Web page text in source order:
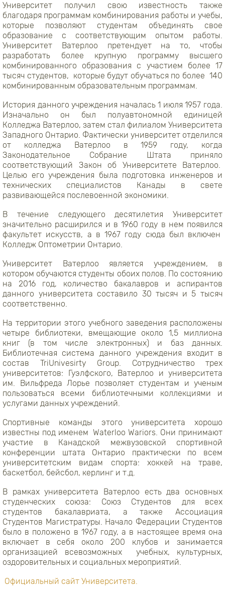
Университет получил свою известность также
благодаря программам комбинирования работы и учебы,
которые позволяют студентам объединять свое
образование с соответствующим опытом работы.
Университет Ватерлоо претендует на то, чтобы
разработать более крупную программу высшего
комбинированного образования с участием более 17
тысяч студентов, которые будут обучаться по более 140
комбинированным образовательным программам.
История данного учреждения началась 1 июля 1957 года.
Изначально он был полуавтономной единицей
Колледжа Ватерлоо, затем стал филиалом Университета
Западного Онтарио. Фактически университет отделился
от колледжа Ватерлоо в 1959 году, когда
Законодательное Собрание Штата приняло
соответствующий Закон об Университете Ватерлоо.
Целью его учреждения была подготовка инженеров и
технических специалистов Канады в свете
развивающейся послевоенной экономики.
В течение следующего десятилетия Университет
значительно расширился и в 1960 году в нем появился
факультет искусств, а в 1967 году сюда был включен
Колледж Оптометрии Онтарио.
Университет Ватерлоо является учреждением, в
котором обучаются студенты обоих полов. По состоянию
на 2016 год, количество бакалавров и аспирантов
данного университета составило 30 тысяч и 5 тысяч
соответственно.
На территории этого учебного заведения расположены
четыре библиотеки, вмещающие около 1,5 миллиона
книг (в том числе электронных) и баз данных.
Библиотечная система данного учреждения входит в
состав TriUnivesirty Group. Сотрудничество трех
университетов: Гуэлфского, Ватерлоо и университета
им. Вильфреда Лорье позволяет студентам и ученым
пользоваться всеми библиотечными коллекциями и
услугами данных учреждений.
Спортивные команды этого университета хорошо
известны под именем Waterloo Wariors. Они принимают
участие в Канадской межвузовской спортивной
конференции штата Онтарио практически по всем
университетским видам спорта: хоккей на траве,
баскетбол, бейсбол, керлинг и т.д.
В рамках университета Ватерлоо есть два основных
студенческих союза: Союз Студентов для всех
студентов бакалавриата, а также Ассоциация
Студентов Магистратуры. Начало Федерации Студентов
было в положено в 1967 году, а в настоящее время она
включает в себя около 200 клубов и занимается
организацией всевозможных учебных, культурных,
оздоровительных и социальных мероприятий.
Официальный сайт Университета.